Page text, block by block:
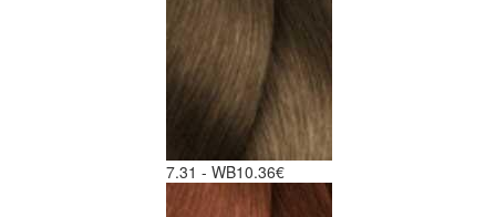
7.31 - WB10.36€